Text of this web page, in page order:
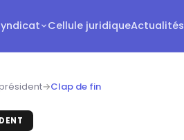
Cellule juridiqueActualités
→Clap de fin